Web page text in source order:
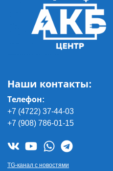
Наши контакты:
Телефон:
+7 (4722) 37-44-03
+7 (908) 786-01-15
TG-канал с новостями